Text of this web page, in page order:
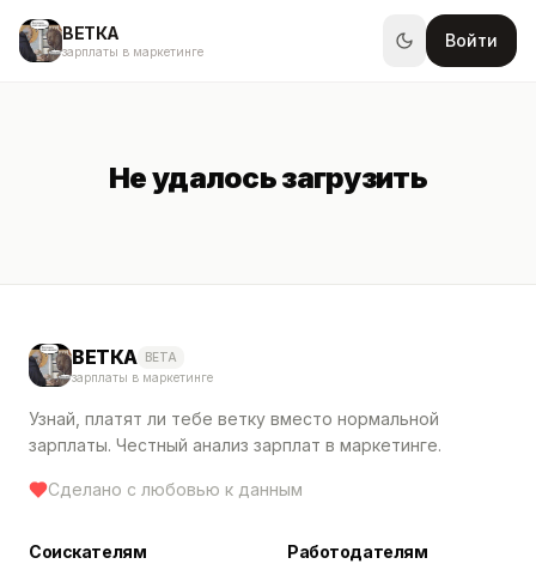
ВЕТКА
зарплаты в маркетинге
Войти
Не удалось загрузить
ВЕТКА BETA
зарплаты в маркетинге
Узнай, платят ли тебе ветку вместо нормальной
зарплаты. Честный анализ зарплат в маркетинге.
Сделано с любовью к данным
Соискателям Работодателям